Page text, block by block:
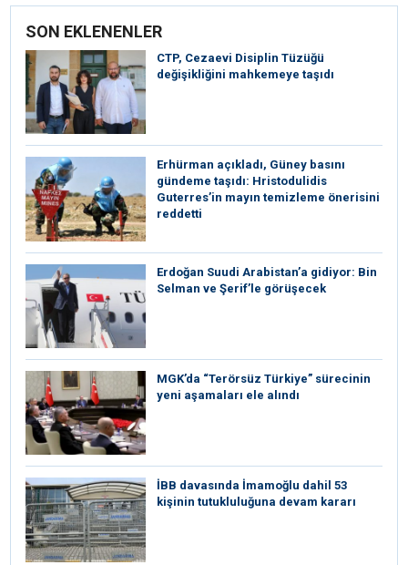
SON EKLENENLER
CTP, Cezaevi Disiplin Tüzüğü
değişikliğini mahkemeye taşıdı
Erhürman açıkladı, Güney basını
gündeme taşıdı: Hristodulidis
Guterres’in mayın temizleme önerisini
reddetti
Erdoğan Suudi Arabistan’a gidiyor: Bin
Selman ve Şerif’le görüşecek
MGK’da “Terörsüz Türkiye” sürecinin
yeni aşamaları ele alındı
İBB davasında İmamoğlu dahil 53
kişinin tutukluluğuna devam kararı